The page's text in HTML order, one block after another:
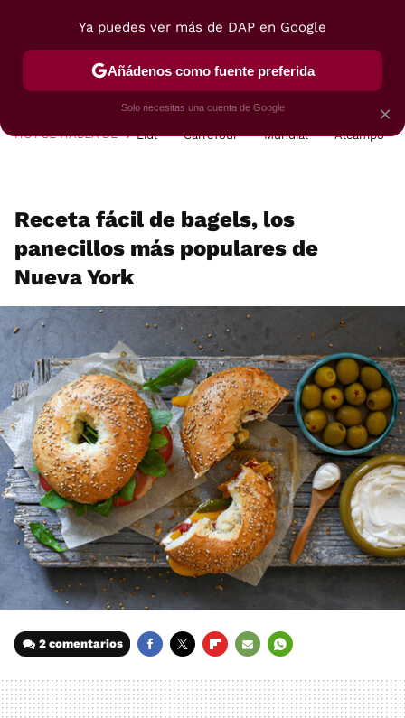
POSTRES VIAJES SELECCIÓN VEGUI
HOY SE HABLA DE Lidl Carrefour Mundial Alcampo
Receta fácil de bagels, los
panecillos más populares de
Nueva York
2 comentarios
MAIL
×
Ya puedes ver más de DAP en Google
Añádenos como fuente preferida
Solo necesitas una cuenta de Google